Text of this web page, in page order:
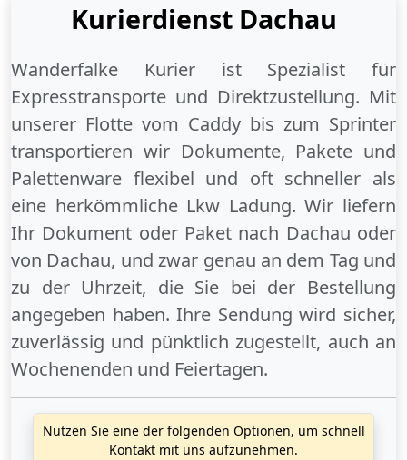
Kurierdienst Dachau
Wanderfalke Kurier ist Spezialist für
Expresstransporte und Direktzustellung. Mit
unserer Flotte vom Caddy bis zum Sprinter
transportieren wir Dokumente, Pakete und
Palettenware flexibel und oft schneller als
eine herkömmliche Lkw Ladung. Wir liefern
Ihr Dokument oder Paket nach Dachau oder
von Dachau, und zwar genau an dem Tag und
zu der Uhrzeit, die Sie bei der Bestellung
angegeben haben. Ihre Sendung wird sicher,
zuverlässig und pünktlich zugestellt, auch an
Wochenenden und Feiertagen.
Nutzen Sie eine der folgenden Optionen, um schnell
Kontakt mit uns aufzunehmen.